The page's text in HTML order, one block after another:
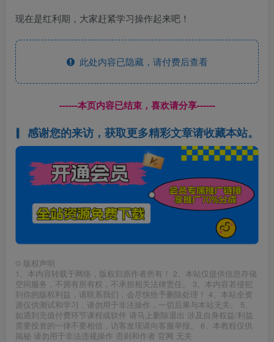
现在是红利期，大家赶紧学习操作起来吧！
此处内容已隐藏，请付费后查看
------本页内容已结束，喜欢请分享------
感谢您的来访，获取更多精彩文章请收藏本站。
© 版权声明
1、本内容转载于网络，版权归原作者所有！ 2、本站仅提供信息存储
空间服务，不拥有所有权，不承担相关法律责任。 3、本内容若侵犯
到你的版权利益，请联系我们，会尽快给予删除处理！ 4、本站全资
源仅供测试和学习，请勿用于非法操作，一切后果与本站无关。 5、
如遇到充值付费环节课程或软件 请马上删除退出 涉及自身权益/利益
需要投资的一律不要相信，访客发现请向客服举报。 6、本教程仅供
揭秘 请勿用于非法违规操作 否则和作者 官网 无关